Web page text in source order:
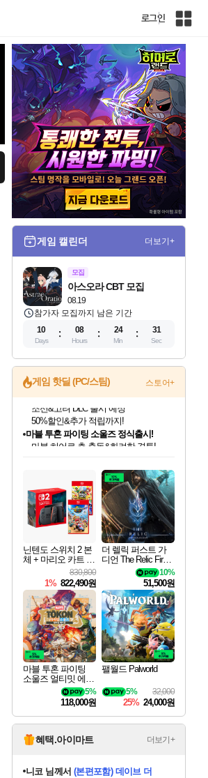
로그인
인
전
이
트
맵
게임 캘린더 더보기+
모집
08.19
아스오라 CBT 모집
참가자 모집까지 남은 기간
10
Days
08
Hours
24
Min
29
Sec
게임 핫딜 (PC/스팀) 스토어+
최대 90% 할인가를 만나보세요!
네이버혜택과 함께 만나보세요!
50%할인&추가 적립까지!
마블 투혼 파이팅 소울즈 정식출시!
마블 히어로 총 출동&화려한 격투!
네이버 포인트 혜택까지!
이니&베니 혜택까지!
네이버 혜택가와 함께 예약하세요!
할인&네이버혜택으로 만나보세요!
네이버페이 혜택과 만나보세요!
40주년 프로모션으로 만나보세요!
할인가에 만나보세요!
일부 에디션 상시 할인!
혜택으로 예약 판매 중
편안하게 충전하세요
닌텐도 스위치 2 본
체 + 마리오 카트 월
드 + 슈퍼 마리오 파
티 잼버리 닌텐도
스위치 2 에디션 +
잼버리 TV 번들
830,800
1% 822,490원
더 렐릭 퍼스트 가
디언 The Relic First
10%
51,500원
마블 투혼 파이팅
소울즈 얼티밋 에디
션 MARVEL Tokon
Fighting Souls Ultima
5%
118,000원
팰월드 Palworld
32,000
5%
25% 24,000원
혜택.아이마트 더보기+
니코님께서 (본편포함) 데이브 더